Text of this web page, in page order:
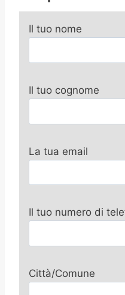
Il tuo nome
Il tuo cognome
La tua email
Il tuo numero di
Città/Comune